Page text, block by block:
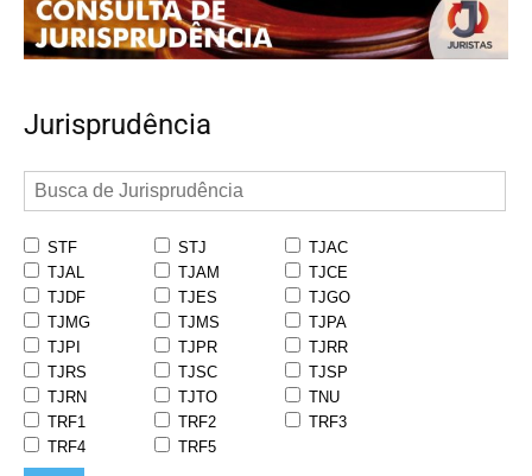
Jurisprudência
STF STJ
TJAC
TJAL
TJAM
TJCE
TJDF
TJES
TJGO
TJMG
TJMS
TJPA
TJPI
TJPR
TJRR
TJRS
TJSC
TJSP
TJRN
TJTO
TNU
TRF1
TRF2
TRF3
TRF4
TRF5